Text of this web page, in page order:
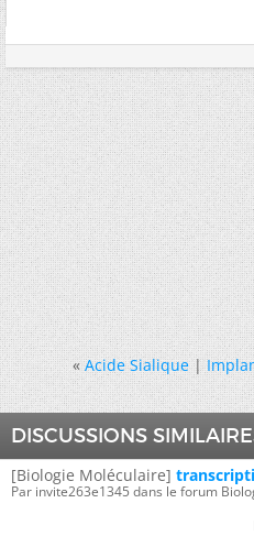
« Acide Sialique|
DISCUSSIONS
[Biologie Moléculaire]
Par invite263e1345 dans le forum